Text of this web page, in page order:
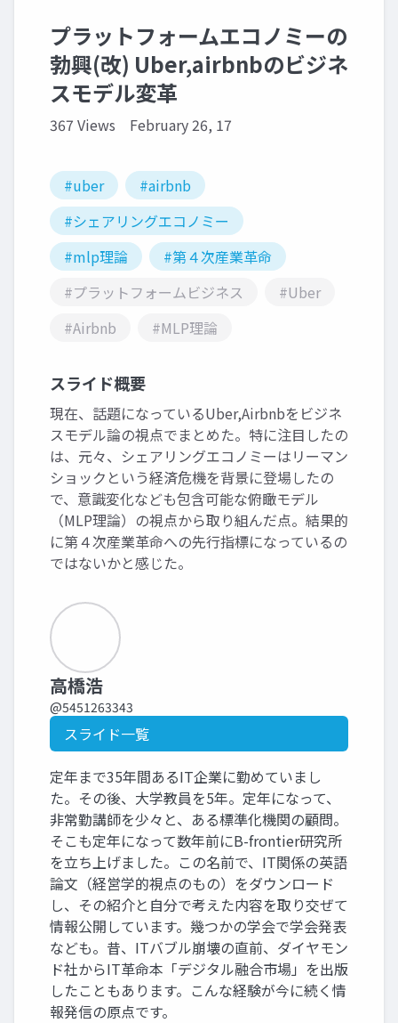
プラットフォームエコノミーの
勃興(改) Uber,airbnbのビジネ
スモデル変革
367 Views February 26, 17
#uber
#airbnb
#シェアリングエコノミー
#mlp理論
#第４次産業革命
#プラットフォームビジネス
#Uber
#Airbnb
#MLP理論
スライド概要
現在、話題になっているUber,Airbnbをビジネ
スモデル論の視点でまとめた。特に注目したの
は、元々、シェアリングエコノミーはリーマン
ショックという経済危機を背景に登場したの
で、意識変化なども包含可能な俯瞰モデル
（MLP理論）の視点から取り組んだ点。結果的
に第４次産業革命への先行指標になっているの
ではないかと感じた。
高橋浩
@5451263343
スライド一覧
定年まで35年間あるIT企業に勤めていまし
た。その後、大学教員を5年。定年になって、
非常勤講師を少々と、ある標準化機関の顧問。
そこも定年になって数年前にB-frontier研究所
を立ち上げました。この名前で、IT関係の英語
論文（経営学的視点のもの）をダウンロード
し、その紹介と自分で考えた内容を取り交ぜて
情報公開しています。幾つかの学会で学会発表
なども。昔、ITバブル崩壊の直前、ダイヤモン
ド社からIT革命本「デジタル融合市場」を出版
したこともあります。こんな経験が今に続く情
報発信の原点です。